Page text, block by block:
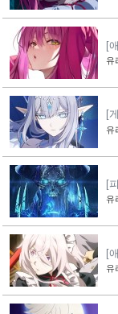
[
유
[
유
[
유
[
유